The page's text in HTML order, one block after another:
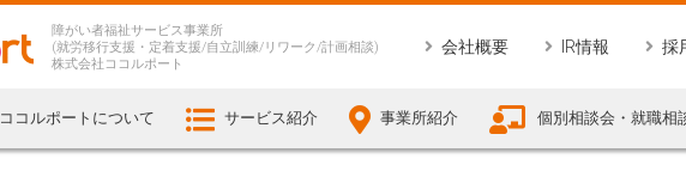
障がい者福祉サービス事業所
(就労移行支援・定着支援/自立訓練/リワーク/計画相談)
株式会社ココルポート
会社概要 IR情報 採
ココルポートについて サービス紹介 事業所紹介 個別相談会・就職相